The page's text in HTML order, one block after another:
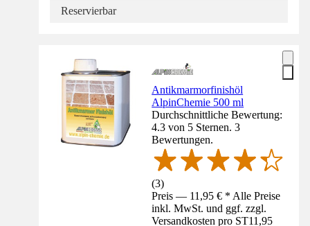
Reservierbar
Antikmarmorfinishöl
AlpinChemie 500 ml
Durchschnittliche Bewertung:
4.3 von 5 Sternen. 3
Bewertungen.
(3)
Preis — 11,95 € * Alle Preise
inkl. MwSt. und ggf. zzgl.
Versandkosten pro ST11,95